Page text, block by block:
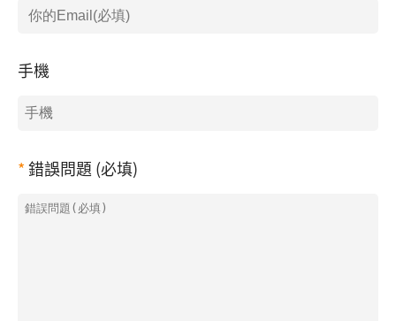
手機
錯誤問題 (必填)